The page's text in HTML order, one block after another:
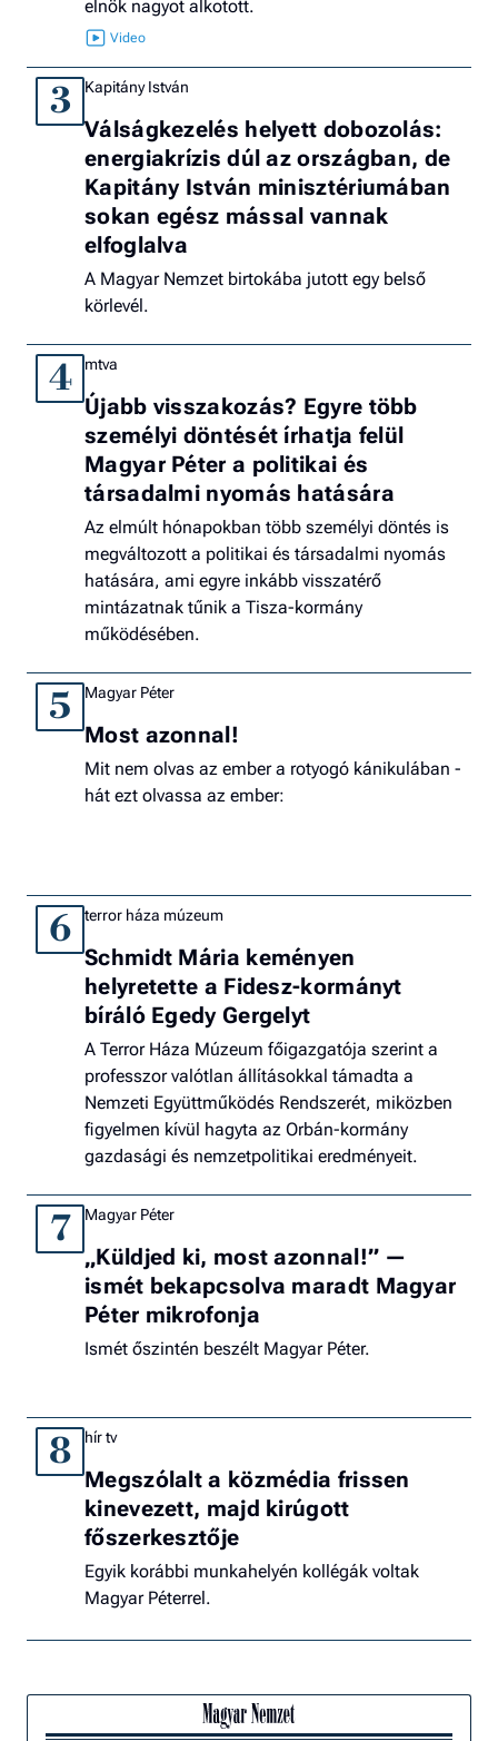
elnök nagyot alkotott.
3 Kapitány István
Válságkezelés helyett dobozolás:
energiakrízis dúl az országban, de
Kapitány István minisztériumában
sokan egész mással vannak
elfoglalva
A Magyar Nemzet birtokába jutott egy belső
körlevél.
4 mtva
Újabb visszakozás? Egyre több
személyi döntését írhatja felül
Magyar Péter a politikai és
társadalmi nyomás hatására
Az elmúlt hónapokban több személyi döntés is
megváltozott a politikai és társadalmi nyomás
hatására, ami egyre inkább visszatérő
mintázatnak tűnik a Tisza-kormány
működésében.
5 Magyar Péter
Most azonnal!
Mit nem olvas az ember a rotyogó kánikulában -
hát ezt olvassa az ember:
6 terror háza múzeum
Schmidt Mária keményen
helyretette a Fidesz-kormányt
bíráló Egedy Gergelyt
A Terror Háza Múzeum főigazgatója szerint a
professzor valótlan állításokkal támadta a
Nemzeti Együttműködés Rendszerét, miközben
figyelmen kívül hagyta az Orbán-kormány
gazdasági és nemzetpolitikai eredményeit.
7 Magyar Péter
„Küldjed ki, most azonnal!” —
ismét bekapcsolva maradt Magyar
Péter mikrofonja
Ismét őszintén beszélt Magyar Péter.
8 hír tv
Megszólalt a közmédia frissen
kinevezett, majd kirúgott
főszerkesztője
Egyik korábbi munkahelyén kollégák voltak
Magyar Péterrel.